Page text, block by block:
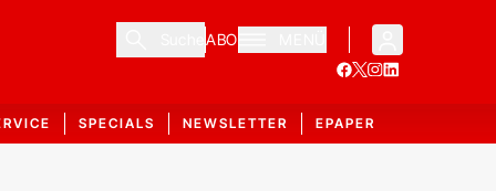
ABO
SPECIALS NEWSLETTER EPAPER